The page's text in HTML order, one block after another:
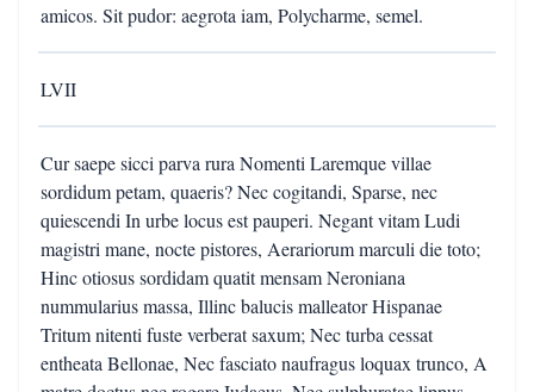
amicos. Sit pudor: aegrota iam, Polycharme, semel.
LVII
Cur saepe sicci parva rura Nomenti Laremque villae
sordidum petam, quaeris? Nec cogitandi, Sparse, nec
quiescendi In urbe locus est pauperi. Negant vitam Ludi
magistri mane, nocte pistores, Aerariorum marculi die toto;
Hinc otiosus sordidam quatit mensam Neroniana
nummularius massa, Illinc balucis malleator Hispanae
Tritum nitenti fuste verberat saxum; Nec turba cessat
entheata Bellonae, Nec fasciato naufragus loquax trunco, A